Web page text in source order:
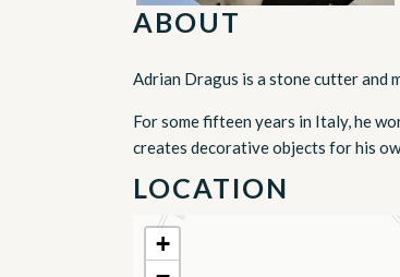
ABOUT
Adrian Dragus is a stone cutter and
For some fifteen years in Italy, he
creates decorative objects for his
LOCATION
+